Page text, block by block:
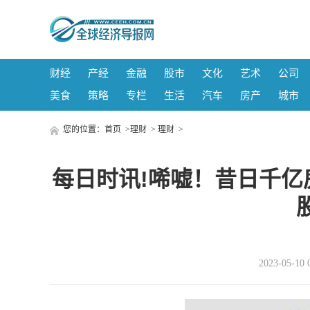
财经 产经 金融 股市 文化 艺术
公司
美食
策略 专栏 生活 汽车 房产 城市
您的位置： 首页 >理财 > 理财 >
每日时讯!唏嘘！昔日千
2023-05-10